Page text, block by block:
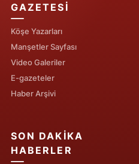
Karabük
Kilis
Osmaniye
Düzce
GAZETESI
Köşe Yazarları
Manşetler Sayfası
Video Galeriler
E-gazeteler
Haber Arşivi
SON DAKIKA
HABERLER